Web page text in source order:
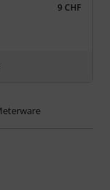
9 CHF